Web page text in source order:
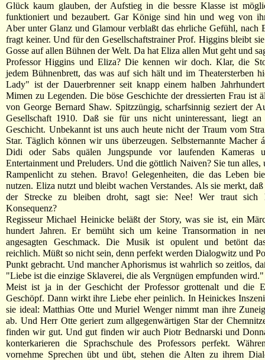
Glück kaum glauben, der Aufstieg in die bessre Klasse ist
funktioniert und bezaubert. Gar Könige sind hin und weg von
Aber unter Glanz und Glamour verblaßt das ehrliche Gefühl, nach
fragt keiner. Und für den Gesellschaftstrainer Prof. Higgins bleibt
Gosse auf allen Bühnen der Welt. Da hat Eliza allen Mut geht und
Professor Higgins und Eliza? Die kennen wir doch. Klar, die
jedem Bühnenbrett, das was auf sich hält und im Theatersterben
Lady" ist der Dauerbrenner seit knapp einem halben
Mimen zu Legenden. Die böse Geschichte der dressierten Frau ist
von George Bernard Shaw. Spitzzüngig, scharfsinnig seziert der
Gesellschaft 1910. Daß sie für uns nicht uninteressant, liegt an
Geschicht. Unbekannt ist uns auch heute nicht der Traum vom
Star. Täglich können wir uns überzeugen. Selbsternannte Macher
Didi oder Sabs quälen Jungspunde vor laufenden Kameras
Entertainment und Preluders. Und die göttlich Naiven? Sie tun alles,
Rampenlicht zu stehen. Bravo! Gelegenheiten, die das Leben
nutzen. Eliza nutzt und bleibt wachen Verstandes. Als sie merkt,
der Strecke zu bleiben droht, sagt sie: Nee! Wer traut sich
Konsequenz?
Regisseur Michael Heinicke beläßt der Story, was sie ist, ein
hundert Jahren. Er bemüht sich um keine Transormation in
angesagten Geschmack. Die Musik ist opulent und betönt
reichlich. Müßt so nicht sein, denn perfekt werden Dialogwitz und
Punkt gebracht. Und mancher Aphorismus ist wahrlich so zeitlos,
"Liebe ist die einzige Sklaverei, die als Vergnügen empfunden wird."
Meist ist ja in der Geschicht der Professor grottenalt und die
Geschöpf. Dann wirkt ihre Liebe eher peinlich. In Heinickes
sie ideal: Matthias Otte und Muriel Wenger nimmt man ihre
ab. Und Herr Otte geriert zum allgegenwärtigen Star der
finden wir gut. Und gut finden wir auch Piotr Bednarski und
konterkarieren die Sprachschule des Professors perfekt.
vornehme Sprechen übt und übt, stehen die Alten zu ihrem